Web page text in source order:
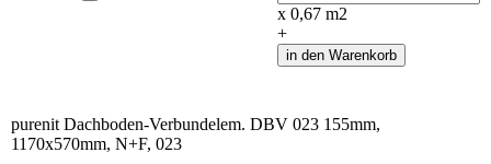
x 0,67 m2
+
in den Warenkorb
purenit Dachboden-Verbundelem. DBV 023 155mm,
1170x570mm, N+F, 023